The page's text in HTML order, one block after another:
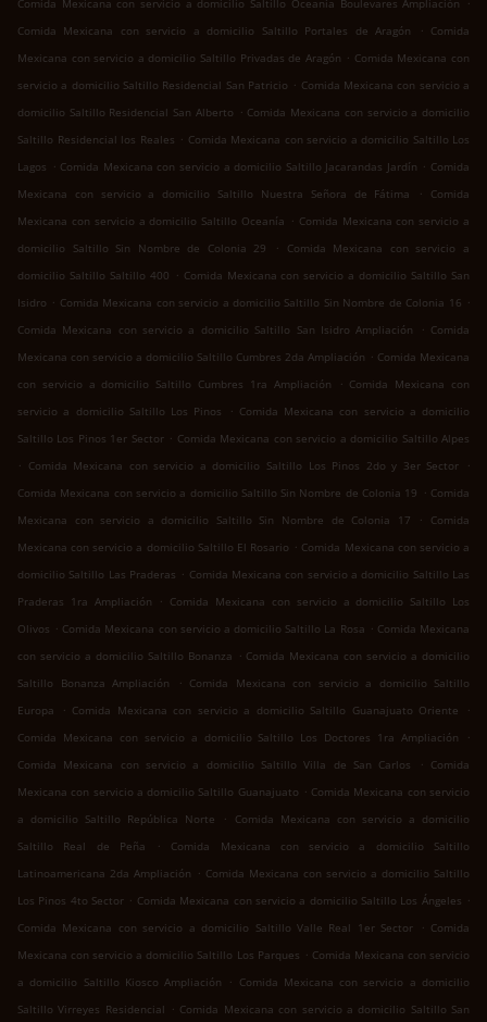
Comida Mexicana con servicio a domicilio Saltillo Oceanía Boulevares Ampliación
Comida Mexicana con servicio a domicilio Saltillo Portales de Aragón
. Comida
Mexicana con servicio a domicilio Saltillo Privadas de Aragón . Comida Mexicana con
servicio a domicilio Saltillo Residencial San Patricio . Comida Mexicana con servicio a
domicilio Saltillo Residencial San Alberto . Comida Mexicana con servicio a domicilio
Saltillo Residencial los Reales . Comida Mexicana con servicio a domicilio Saltillo Los
Lagos . Comida Mexicana con servicio a domicilio Saltillo Jacarandas Jardín . Comida
Mexicana con servicio a domicilio Saltillo Nuestra Señora de Fátima
.
Comida
Mexicana con servicio a domicilio Saltillo Oceanía . Comida Mexicana con servicio a
domicilio Saltillo Sin Nombre de Colonia 29
.
Comida Mexicana con servicio a
domicilio Saltillo Saltillo 400 . Comida Mexicana con servicio a domicilio Saltillo San
Isidro . Comida Mexicana con servicio a domicilio Saltillo Sin Nombre de Colonia 16 .
Comida Mexicana con servicio a domicilio Saltillo San Isidro Ampliación
. Comida
Mexicana con servicio a domicilio Saltillo Cumbres 2da Ampliación . Comida Mexicana
con servicio a domicilio Saltillo Cumbres 1ra Ampliación
. Comida Mexicana con
servicio a domicilio Saltillo Los Pinos
. Comida Mexicana con servicio a domicilio
Saltillo Los Pinos 1er Sector . Comida Mexicana con servicio a domicilio Saltillo Alpes
. Comida Mexicana con servicio a domicilio Saltillo Los Pinos 2do y 3er Sector
.
Comida Mexicana con servicio a domicilio Saltillo Sin Nombre de Colonia 19 . Comida
Mexicana con servicio a domicilio Saltillo Sin Nombre de Colonia 17
.
Comida
Mexicana con servicio a domicilio Saltillo El Rosario . Comida Mexicana con servicio a
domicilio Saltillo Las Praderas . Comida Mexicana con servicio a domicilio Saltillo Las
Praderas 1ra Ampliación
. Comida Mexicana con servicio a domicilio Saltillo Los
Olivos . Comida Mexicana con servicio a domicilio Saltillo La Rosa . Comida Mexicana
con servicio a domicilio Saltillo Bonanza . Comida Mexicana con servicio a domicilio
Saltillo Bonanza Ampliación
. Comida Mexicana con servicio a domicilio Saltillo
Europa
. Comida Mexicana con servicio a domicilio Saltillo Guanajuato Oriente
.
Comida Mexicana con servicio a domicilio Saltillo Los Doctores 1ra Ampliación
.
Comida Mexicana con servicio a domicilio Saltillo Villa de San Carlos
. Comida
Mexicana con servicio a domicilio Saltillo Guanajuato . Comida Mexicana con servicio
a domicilio Saltillo República Norte
.
Comida Mexicana con servicio a domicilio
Saltillo Real de Peña
.
Comida Mexicana con servicio a domicilio Saltillo
Latinoamericana 2da Ampliación . Comida Mexicana con servicio a domicilio Saltillo
Los Pinos 4to Sector . Comida Mexicana con servicio a domicilio Saltillo Los Ángeles .
Comida Mexicana con servicio a domicilio Saltillo Valle Real 1er Sector
. Comida
Mexicana con servicio a domicilio Saltillo Los Parques . Comida Mexicana con servicio
a domicilio Saltillo Kiosco Ampliación
. Comida Mexicana con servicio a domicilio
Saltillo Virreyes Residencial . Comida Mexicana con servicio a domicilio Saltillo San